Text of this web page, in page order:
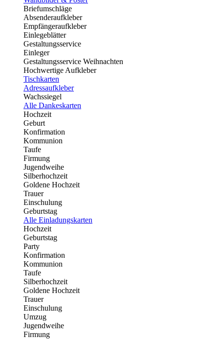
Briefumschläge
Absenderaufkleber
Empfängeraufkleber
Einlegeblätter
Gestaltungsservice
Einleger
Gestaltungsservice Weihnachten
Hochwertige Aufkleber
Tischkarten
Adressaufkleber
Wachssiegel
Alle Dankeskarten
Hochzeit
Geburt
Konfirmation
Kommunion
Taufe
Firmung
Jugendweihe
Silberhochzeit
Goldene Hochzeit
Trauer
Einschulung
Geburtstag
Alle Einladungskarten
Hochzeit
Geburtstag
Party
Konfirmation
Kommunion
Taufe
Silberhochzeit
Goldene Hochzeit
Trauer
Einschulung
Umzug
Jugendweihe
Firmung